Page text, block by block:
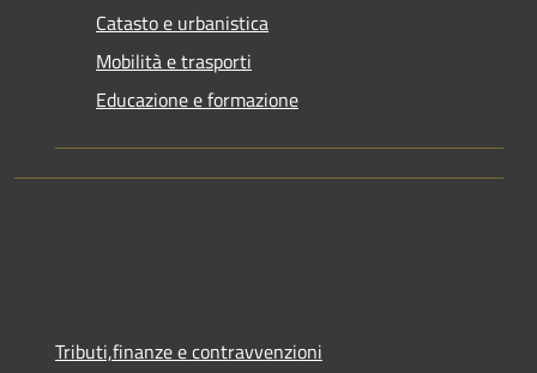
Catasto e urbanistica
Mobilità e trasporti
Educazione e formazione
Tributi,finanze e contravvenzioni